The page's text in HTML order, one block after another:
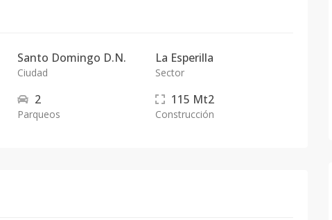
Santo Domingo D.N.
Ciudad
La Esperilla
Sector
2
Parqueos
115 Mt2
Construcción